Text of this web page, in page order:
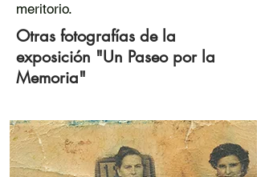
meritorio.
Otras fotografías de la
exposición "Un Paseo por la
Memoria"